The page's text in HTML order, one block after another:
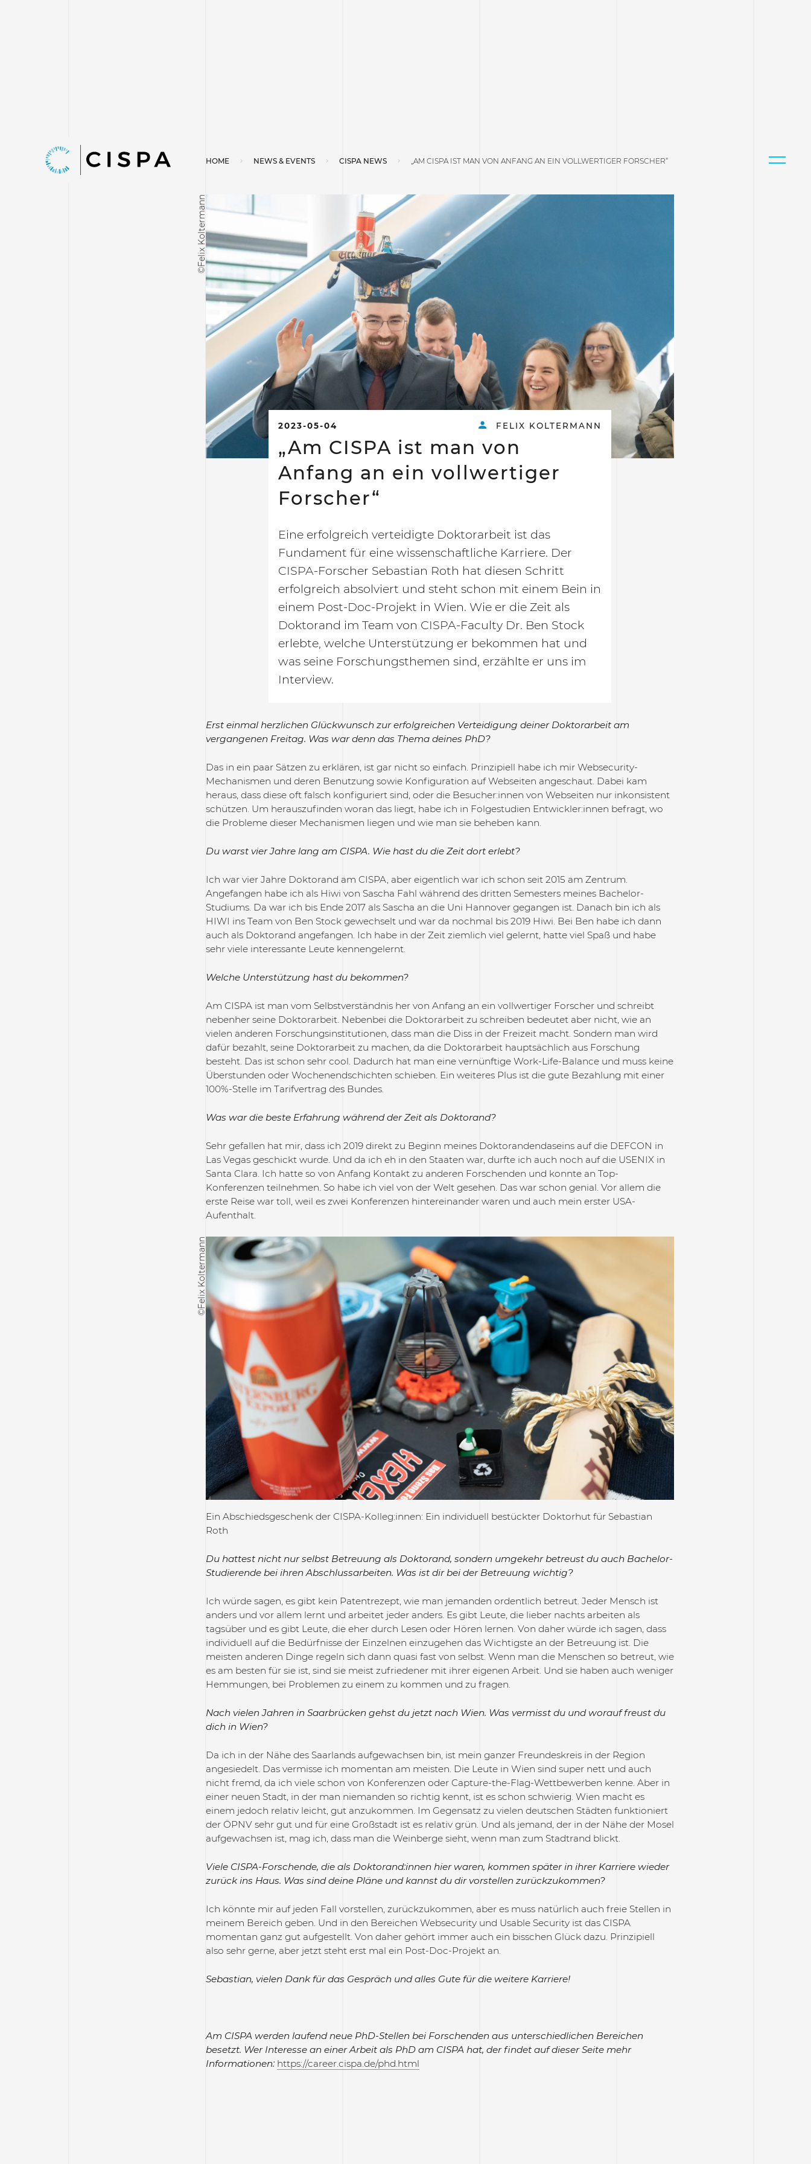
HOME NEWS & EVENTS CISPA NEWS „AM CISPA IST MAN VON ANFANG AN EIN VOLLWERTIGER FORSCHER“
©Felix Koltermann
2023-05-04 FELIX KOLTERMANN
„Am CISPA ist man von
Anfang an ein vollwertiger
Forscher“
Eine erfolgreich verteidigte Doktorarbeit ist das
Fundament für eine wissenschaftliche Karriere. Der
CISPA-Forscher Sebastian Roth hat diesen Schritt
erfolgreich absolviert und steht schon mit einem Bein in
einem Post-Doc-Projekt in Wien. Wie er die Zeit als
Doktorand im Team von CISPA-Faculty Dr. Ben Stock
erlebte, welche Unterstützung er bekommen hat und
was seine Forschungsthemen sind, erzählte er uns im
Interview.
Erst einmal herzlichen Glückwunsch zur erfolgreichen Verteidigung deiner Doktorarbeit am
vergangenen Freitag. Was war denn das Thema deines PhD?
Das in ein paar Sätzen zu erklären, ist gar nicht so einfach. Prinzipiell habe ich mir Websecurity-
Mechanismen und deren Benutzung sowie Konfiguration auf Webseiten angeschaut. Dabei kam
heraus, dass diese oft falsch konfiguriert sind, oder die Besucher:innen von Webseiten nur inkonsistent
schützen. Um herauszufinden woran das liegt, habe ich in Folgestudien Entwickler:innen befragt, wo
die Probleme dieser Mechanismen liegen und wie man sie beheben kann.
Du warst vier Jahre lang am CISPA. Wie hast du die Zeit dort erlebt?
Ich war vier Jahre Doktorand am CISPA, aber eigentlich war ich schon seit 2015 am Zentrum.
Angefangen habe ich als Hiwi von Sascha Fahl während des dritten Semesters meines Bachelor-
Studiums. Da war ich bis Ende 2017 als Sascha an die Uni Hannover gegangen ist. Danach bin ich als
HIWI ins Team von Ben Stock gewechselt und war da nochmal bis 2019 Hiwi. Bei Ben habe ich dann
auch als Doktorand angefangen. Ich habe in der Zeit ziemlich viel gelernt, hatte viel Spaß und habe
sehr viele interessante Leute kennengelernt.
Welche Unterstützung hast du bekommen?
Am CISPA ist man vom Selbstverständnis her von Anfang an ein vollwertiger Forscher und schreibt
nebenher seine Doktorarbeit. Nebenbei die Doktorarbeit zu schreiben bedeutet aber nicht, wie an
vielen anderen Forschungsinstitutionen, dass man die Diss in der Freizeit macht. Sondern man wird
dafür bezahlt, seine Doktorarbeit zu machen, da die Doktorarbeit hauptsächlich aus Forschung
besteht. Das ist schon sehr cool. Dadurch hat man eine vernünftige Work-Life-Balance und muss keine
Überstunden oder Wochenendschichten schieben. Ein weiteres Plus ist die gute Bezahlung mit einer
100%-Stelle im Tarifvertrag des Bundes.
Was war die beste Erfahrung während der Zeit als Doktorand?
Sehr gefallen hat mir, dass ich 2019 direkt zu Beginn meines Doktorandendaseins auf die DEFCON in
Las Vegas geschickt wurde. Und da ich eh in den Staaten war, durfte ich auch noch auf die USENIX in
Santa Clara. Ich hatte so von Anfang Kontakt zu anderen Forschenden und konnte an Top-
Konferenzen teilnehmen. So habe ich viel von der Welt gesehen. Das war schon genial. Vor allem die
erste Reise war toll, weil es zwei Konferenzen hintereinander waren und auch mein erster USA-
Aufenthalt.
©Felix Koltermann
Ein Abschiedsgeschenk der CISPA-Kolleg:innen: Ein individuell bestückter Doktorhut für Sebastian
Roth
Du hattest nicht nur selbst Betreuung als Doktorand, sondern umgekehr betreust du auch Bachelor-
Studierende bei ihren Abschlussarbeiten. Was ist dir bei der Betreuung wichtig?
Ich würde sagen, es gibt kein Patentrezept, wie man jemanden ordentlich betreut. Jeder Mensch ist
anders und vor allem lernt und arbeitet jeder anders. Es gibt Leute, die lieber nachts arbeiten als
tagsüber und es gibt Leute, die eher durch Lesen oder Hören lernen. Von daher würde ich sagen, dass
individuell auf die Bedürfnisse der Einzelnen einzugehen das Wichtigste an der Betreuung ist. Die
meisten anderen Dinge regeln sich dann quasi fast von selbst. Wenn man die Menschen so betreut, wie
es am besten für sie ist, sind sie meist zufriedener mit ihrer eigenen Arbeit. Und sie haben auch weniger
Hemmungen, bei Problemen zu einem zu kommen und zu fragen.
Nach vielen Jahren in Saarbrücken gehst du jetzt nach Wien. Was vermisst du und worauf freust du
dich in Wien?
Da ich in der Nähe des Saarlands aufgewachsen bin, ist mein ganzer Freundeskreis in der Region
angesiedelt. Das vermisse ich momentan am meisten. Die Leute in Wien sind super nett und auch
nicht fremd, da ich viele schon von Konferenzen oder Capture-the-Flag-Wettbewerben kenne. Aber in
einer neuen Stadt, in der man niemanden so richtig kennt, ist es schon schwierig. Wien macht es
einem jedoch relativ leicht, gut anzukommen. Im Gegensatz zu vielen deutschen Städten funktioniert
der ÖPNV sehr gut und für eine Großstadt ist es relativ grün. Und als jemand, der in der Nähe der Mosel
aufgewachsen ist, mag ich, dass man die Weinberge sieht, wenn man zum Stadtrand blickt.
Viele CISPA-Forschende, die als Doktorand:innen hier waren, kommen später in ihrer Karriere wieder
zurück ins Haus. Was sind deine Pläne und kannst du dir vorstellen zurückzukommen?
Ich könnte mir auf jeden Fall vorstellen, zurückzukommen, aber es muss natürlich auch freie Stellen in
meinem Bereich geben. Und in den Bereichen Websecurity und Usable Security ist das CISPA
momentan ganz gut aufgestellt. Von daher gehört immer auch ein bisschen Glück dazu. Prinzipiell
also sehr gerne, aber jetzt steht erst mal ein Post-Doc-Projekt an.
Sebastian, vielen Dank für das Gespräch und alles Gute für die weitere Karriere!
Am CISPA werden laufend neue PhD-Stellen bei Forschenden aus unterschiedlichen Bereichen
besetzt. Wer Interesse an einer Arbeit als PhD am CISPA hat, der findet auf dieser Seite mehr
Informationen: https://career.cispa.de/phd.html